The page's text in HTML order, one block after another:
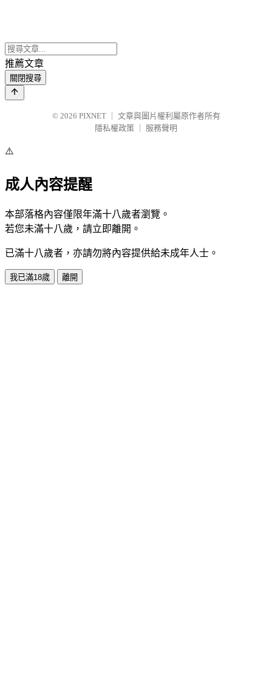
推薦文章
關閉搜尋
© 2026 PIXNET
文章與圖片權利屬原作者所有
隱私權政策
服務聲明
⚠️
成人內容提醒
本部落格內容僅限年滿十八歲者瀏覽。
若您未滿十八歲，請立即離開。
已滿十八歲者，亦請勿將內容提供給未成年人士。
我已滿18歲 離開